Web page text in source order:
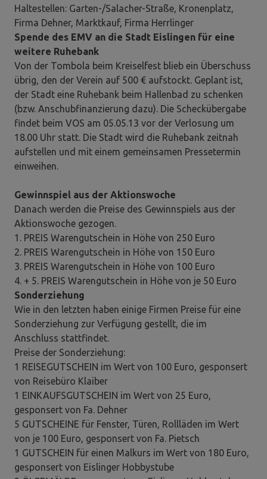
Haltestellen: Garten-/Salacher-Straße, Kronenplatz,
Firma Dehner, Marktkauf, Firma Herrlinger
Spende des EMV an die Stadt Eislingen für eine
weitere Ruhebank
Von der Tombola beim Kreiselfest blieb ein Überschuss
übrig, den der Verein auf 500 € aufstockt. Geplant ist,
der Stadt eine Ruhebank beim Hallenbad zu schenken
(bzw. Anschubfinanzierung dazu). Die Scheckübergabe
findet beim VOS am 05.05.13 vor der Verlosung um
18.00 Uhr statt. Die Stadt wird die Ruhebank zeitnah
aufstellen und mit einem gemeinsamen Pressetermin
einweihen.
Gewinnspiel aus der Aktionswoche
Danach werden die Preise des Gewinnspiels aus der
Aktionswoche gezogen.
1. PREIS Warengutschein in Höhe von 250 Euro
2. PREIS Warengutschein in Höhe von 150 Euro
3. PREIS Warengutschein in Höhe von 100 Euro
4. + 5. PREIS Warengutschein in Höhe von je 50 Euro
Sonderziehung
Wie in den letzten haben einige Firmen Preise für eine
Sonderziehung zur Verfügung gestellt, die im
Anschluss stattfindet.
Preise der Sonderziehung:
1 REISEGUTSCHEIN im Wert von 100 Euro, gesponsert
von Reisebüro Klaiber
1 EINKAUFSGUTSCHEIN im Wert von 25 Euro,
gesponsert von Fa. Dehner
5 GUTSCHEINE für Fenster, Türen, Rollläden im Wert
von je 100 Euro, gesponsert von Fa. Pietsch
1 GUTSCHEIN für einen Malkurs im Wert von 180 Euro,
gesponsert von Eislinger Hobbystube